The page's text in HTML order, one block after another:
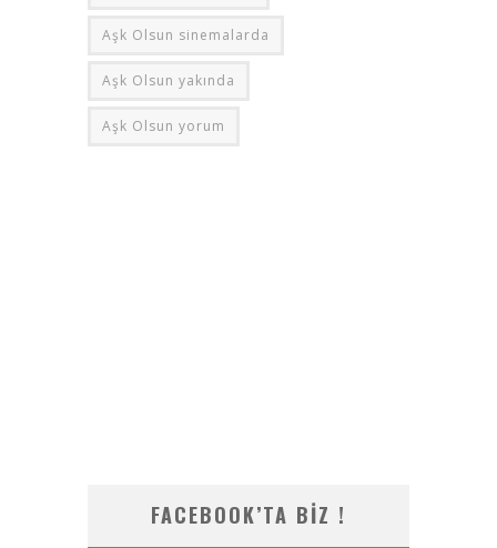
Aşk Olsun sinemalarda
Aşk Olsun yakında
Aşk Olsun yorum
FACEBOOK’TA BIZ !